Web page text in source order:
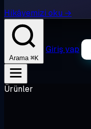
Hikâyemizi oku →
Arama ⌘K
Giriş yap
Ürünler